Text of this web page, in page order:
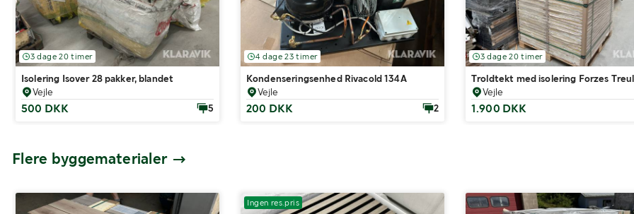
3 dage 20 timer
Isolering Isover 28 pakker, blandet
Vejle
500 DKK 5
4 dage 23 timer
Kondenseringsenhed Rivacold 134A
Vejle
200 DKK 2
3 dage 20 timer
Troldtekt med isolering Forzes
Vejle
1.900 DKK
Flere byggematerialer
Ingen res.pris